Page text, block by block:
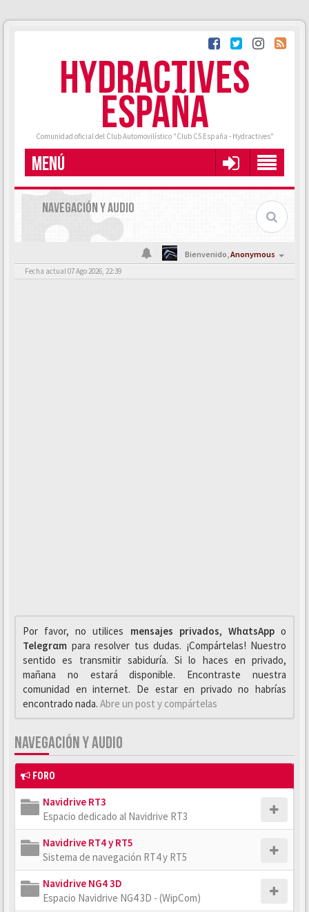
HYDRACTIVES
ESPAÑA
Comunidad oficial del Club Automovilístico "Club C5 España - Hydractives"
MENÚ
NAVEGACIÓN Y AUDIO
Bienvenido,Anonymous
Fecha actual 07 Ago 2026, 22:39
Por favor, no utilices mensajes privados, WhαtsAppo
Telegrαm para resolver tus dudas. ¡Compártelas! Nuestro
sentido es transmitir sabiduría. Si lo haces en privado,
mañana no estará disponible. Encontraste nuestra
comunidad en internet. De estar en privado no habrías
encontrado nada. Abre un post y compártelas
NAVEGACIÓN Y AUDIO
FORO
Navidrive RT3
Espacio dedicado al Navidrive RT3
Navidrive RT4 y RT5
Sistema de navegación RT4 y RT5
Navidrive NG4 3D
Espacio Navidrive NG4 3D - (WipCom)